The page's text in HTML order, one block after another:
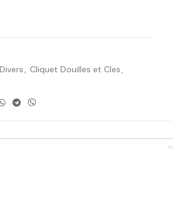
, Cliquet Douilles et Cles,